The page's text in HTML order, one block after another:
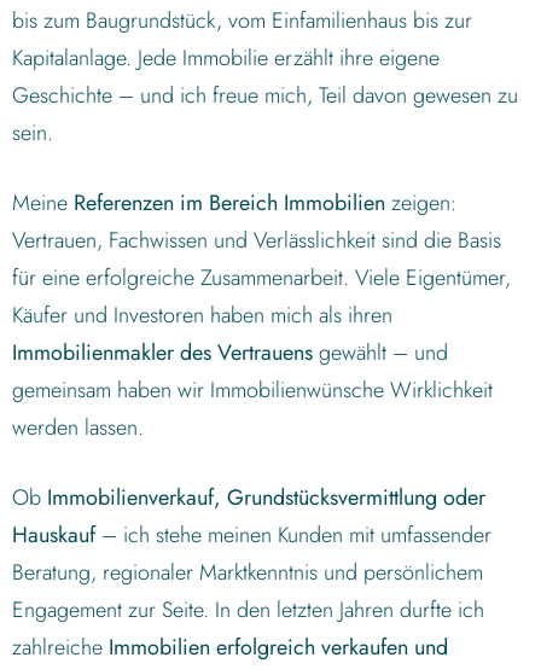
bis zum Baugrundstück, vom Einfamilienhaus bis zur
Kapitalanlage. Jede Immobilie erzählt ihre eigene
Geschichte – und ich freue mich, Teil davon gewesen zu
sein.
Meine Referenzen im Bereich Immobilien zeigen:
Vertrauen, Fachwissen und Verlässlichkeit sind die Basis
für eine erfolgreiche Zusammenarbeit. Viele Eigentümer,
Käufer und Investoren haben mich als ihren
Immobilienmakler des Vertrauensgewählt – und
gemeinsam haben wir Immobilienwünsche Wirklichkeit
werden lassen.
Ob Immobilienverkauf, Grundstücksvermittlung oder
Hauskauf– ich stehe meinen Kunden mit umfassender
Beratung, regionaler Marktkenntnis und persönlichem
Engagement zur Seite. In den letzten Jahren durfte ich
zahlreiche Immobilien erfolgreich verkaufen und